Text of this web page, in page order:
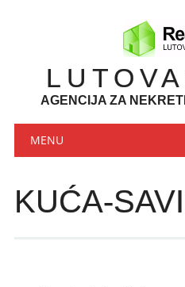
AGENCIJA ZA
Main menu
MENU
KUĆA-